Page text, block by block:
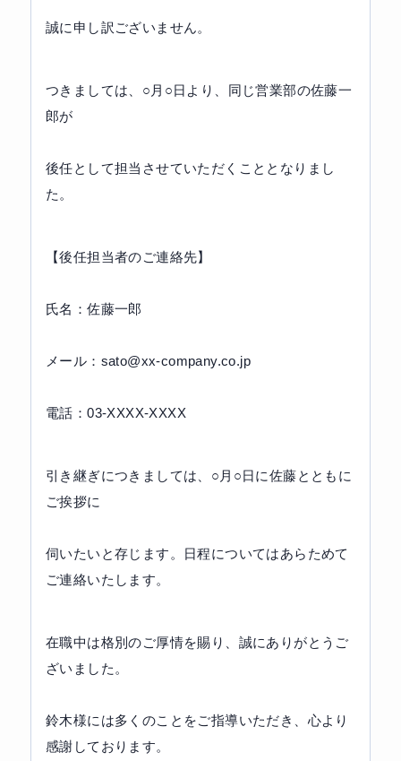
誠に申し訳ございません。
つきましては、○月○日より、同じ営業部の佐藤一
郎が
後任として担当させていただくこととなりまし
た。
【後任担当者のご連絡先】
氏名：佐藤一郎
メール：sato@xx-company.co.jp
電話：03-XXXX-XXXX
引き継ぎにつきましては、○月○日に佐藤とともに
ご挨拶に
伺いたいと存じます。日程についてはあらためて
ご連絡いたします。
在職中は格別のご厚情を賜り、誠にありがとうご
ざいました。
鈴木様には多くのことをご指導いただき、心より
感謝しております。